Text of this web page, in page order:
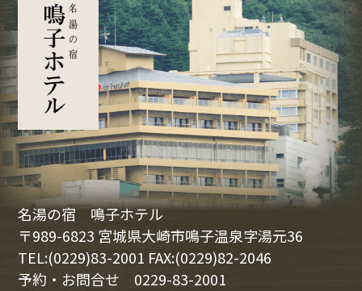
名湯の宿 鳴子ホテル
〒989-6823 宮城県大崎市鳴子温泉字湯元36
TEL:(0229)83-2001 FAX:(0229)82-2046
予約・お問合せ 0229-83-2001